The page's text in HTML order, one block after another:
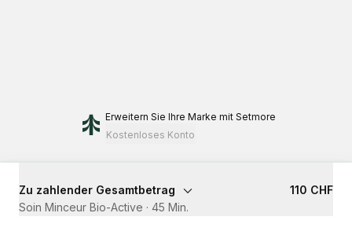
Erweitern Sie Ihre Marke mit Setmore
Kostenloses Konto
Zu zahlender Gesamtbetrag
110 CHF
Soin Minceur Bio-Active · 45 Min.